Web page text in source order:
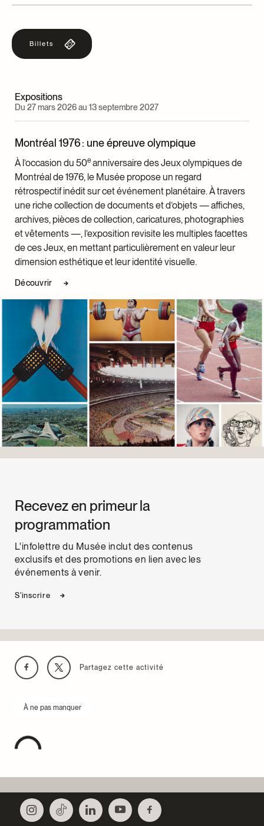
parcourt le monde avec sa caméra pour tourner des
migrations. Son parcours multidisciplinaire tissé
d’anthropologie, de science politique, de poésie et de
musique se traduit dans son approche engagée,
la rencontre qui vise à bâtir des ponts entre les êtres
Montage : Natacha Dufaux
Montage sonore : Marie-Pierre Grenier
Mixage sonore : Bruno Bélanger
Billets
Expositions
Du 27 mars 2026 au 13 septembre 2027
Montréal 1976 : une épreuve olympique
À l’occasion du 50eanniversaire des Jeux olympiques de
Montréal de 1976, le Musée propose un regard
rétrospectif inédit sur cet événement planétaire. À travers
une riche collection de documents et d’objets — affiches,
archives, pièces de collection, caricatures, photographies
et vêtements —, l’exposition revisite les multiples facettes
de ces Jeux, en mettant particulièrement en valeur leur
dimension esthétique et leur identité visuelle.
Découvrir
Recevez en primeur la
programmation
L'infolettre du Musée inclut des contenus
exclusifs et des promotions en lien avec les
événements à venir.
S'inscrire
Partagez cette activité
À ne pas manquer